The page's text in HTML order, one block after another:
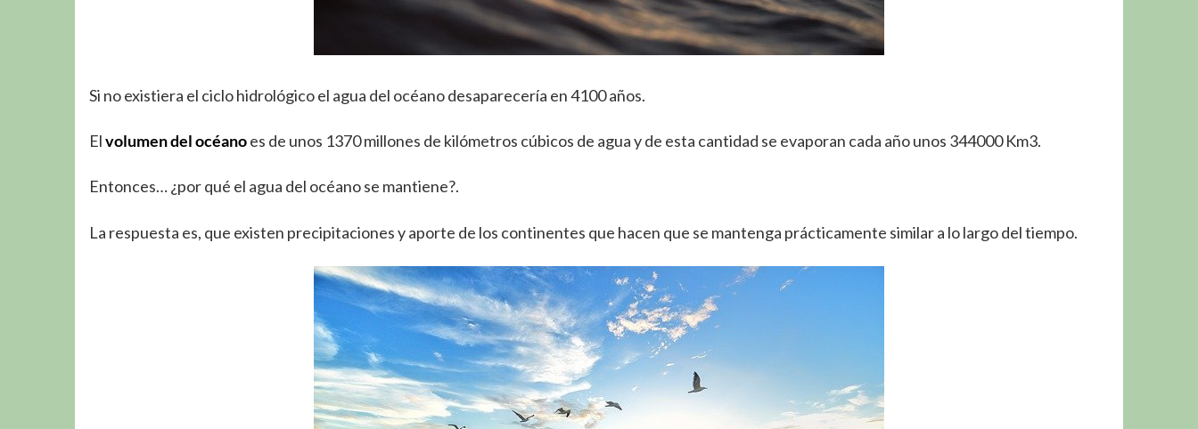
Si no existiera el ciclo hidrológico el agua del océano desaparecería en 4100 años.
Elvolumen del océanoes de unos 1370 millones de kilómetros cúbicos de agua y de esta cantidad se evaporan cada año unos 344000 Km3.
Entonces… ¿por qué el agua del océano se mantiene?.
La respuesta es, que existen precipitaciones y aporte de los continentes que hacen que se mantenga prácticamente similar a lo largo del tiempo.